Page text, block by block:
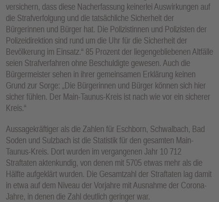
versichern, dass diese Nacherfassung keinerlei Auswirkungen auf
die Strafverfolgung und die tatsächliche Sicherheit der
Bürgerinnen und Bürger hat. Die Polizistinnen und Polizisten der
Polizeidirektion sind rund um die Uhr für die Sicherheit der
Bevölkerung im Einsatz.“ 85 Prozent der liegengebliebenen Altfälle
seien Strafverfahren ohne Beschuldigte gewesen. Auch die
Bürgermeister sehen in ihrer gemeinsamen Erklärung keinen
Grund zur Sorge: „Die Bürgerinnen und Bürger können sich hier
sicher fühlen. Der Main-Taunus-Kreis ist nach wie vor ein sicherer
Kreis.“
Aussagekräftiger als die Zahlen für Eschborn, Schwalbach, Bad
Soden und Sulzbach ist die Statistik für den gesamten Main-
Taunus-Kreis. Dort wurden im vergangenen Jahr 10 712
Straftaten aktenkundig, von denen mit 5705 etwas mehr als die
Hälfte aufgeklärt wurden. Die Gesamtzahl der Straftaten lag damit
in etwa auf dem Niveau der Vorjahre mit Ausnahme der Corona-
Jahre, in denen die Zahl deutlich geringer war.